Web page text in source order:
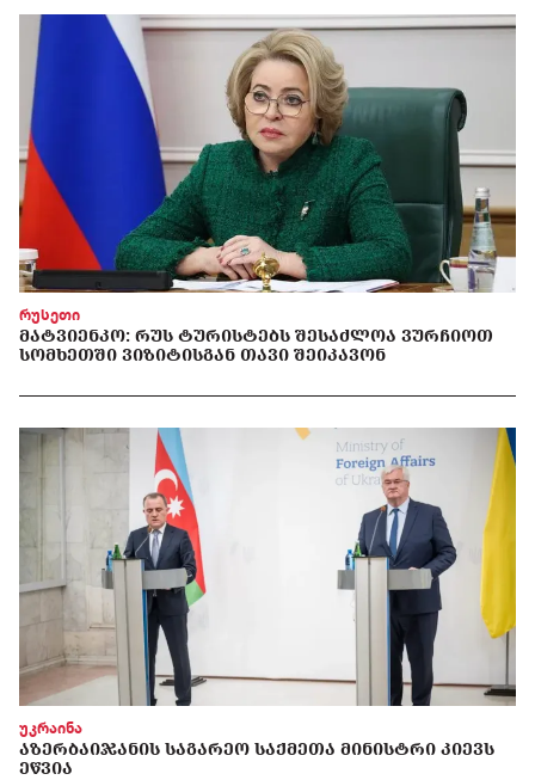
რუსეთი
ᲛᲐᲢᲕᲘᲔᲜᲙᲝ: ᲠᲣᲡ ᲢᲣᲠᲘᲡᲢᲔᲑᲡ ᲨᲔᲡᲐᲫᲚᲝᲐ ᲕᲣᲠᲩᲘᲝᲗ
ᲡᲝᲛᲮᲔᲗᲨᲘ ᲕᲘᲖᲘᲢᲘᲡᲒᲐᲜ ᲗᲐᲕᲘ ᲨᲔᲘᲙᲐᲕᲝᲜ
უკრაინა
ᲐᲖᲔᲠᲑᲐᲘᲯᲐᲜᲘᲡ ᲡᲐᲒᲐᲠᲔᲝ ᲡᲐᲥᲛᲔᲗᲐ ᲛᲘᲜᲘᲡᲢᲠᲘ ᲙᲘᲔᲕᲡ
ᲔᲬᲕᲘᲐ